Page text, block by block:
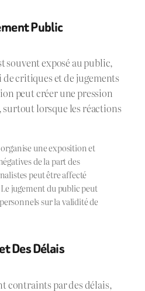
Public
souvent exposé au public,
de critiques et de jugements
peut créer une pression
lorsque les réactions
une exposition et
de la part des
peut être affecté
jugement du public peut
sur la validité de
Des Délais
contraints par des délais,